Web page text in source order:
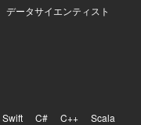
データサイエンティスト
Swift C# C++
Scala